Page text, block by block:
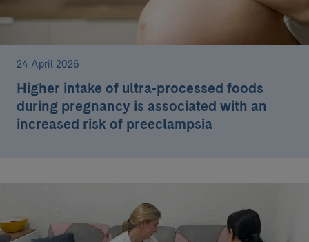
24 April 2026
Higher intake of ultra-processed foods
during pregnancy is associated with an
increased risk of preeclampsia